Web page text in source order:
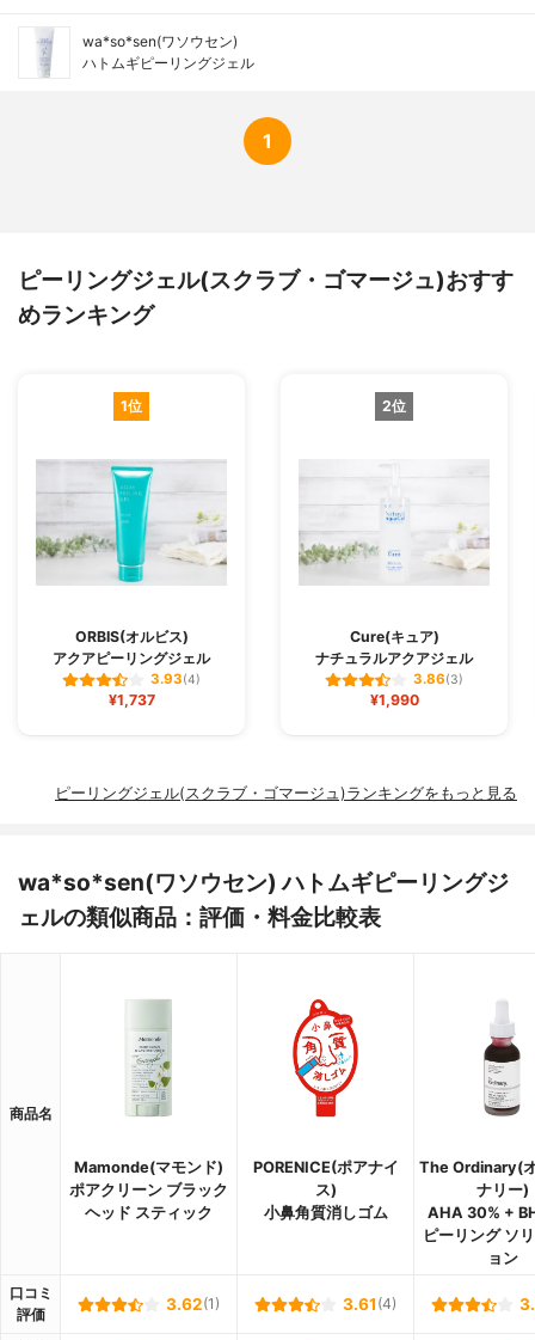
wa*so*sen(ワソウセン)
ハトムギピーリングジェル
1
ピーリングジェル(スクラブ・ゴマージュ)おすす
めランキング
1位
ORBIS(オルビス)
アクアピーリングジェル
3.93(4)
¥1,737
2位
Cure(キュア)
ナチュラルアクアジェル
3.86(3)
¥1,990
ピーリングジェル(スクラブ・ゴマージュ)ランキングをもっと見る
wa*so*sen(ワソウセン) ハトムギピーリングジ
ェルの類似商品：評価・料金比較表
商品名
Mamonde(マモンド)
ポアクリーン ブラック
ヘッド スティック
PORENICE(ポアナイ
ス)
小鼻角質消しゴム
The Ordinary(
ナリー)
AHA 30% +
ピーリング ソ
ョン
口コミ
評価
3.62(1) 3.61 (4)